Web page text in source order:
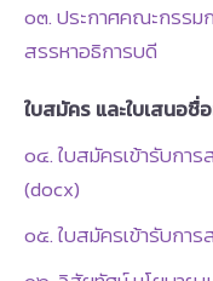
๐๓. ประกาศคณะกรรม
สรรหาอธิการบดี
ใบสมัคร และใบเสนอชื่
๐๔. ใบสมัครเข้ารับกา
(docx)
๐๕. ใบสมัครเข้ารับกา